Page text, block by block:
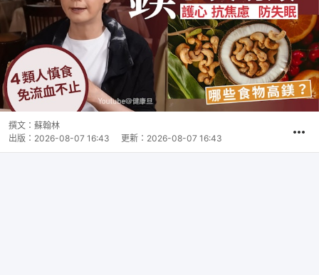
撰文： 蘇翰林
出版： 2026-08-07 16:43 更新： 2026-08-07 16:43